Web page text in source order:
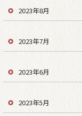
2023年8月
2023年7月
2023年6月
2023年5月